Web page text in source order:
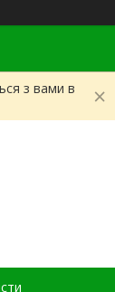
з вами в